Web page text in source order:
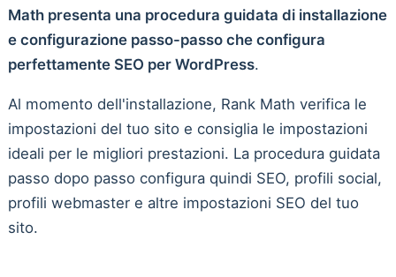
Math presenta una procedura guidata di installazione
e configurazione passo-passo che configura
perfettamente SEO per WordPress.
Al momento dell'installazione, Rank Math verifica le
impostazioni del tuo sito e consiglia le impostazioni
ideali per le migliori prestazioni. La procedura guidata
passo dopo passo configura quindi SEO, profili social,
profili webmaster e altre impostazioni SEO del tuo
sito.